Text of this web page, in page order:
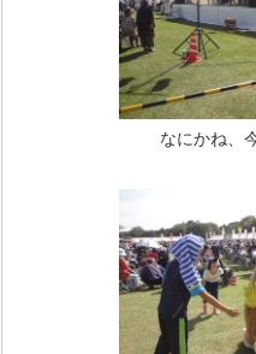
なにかね、